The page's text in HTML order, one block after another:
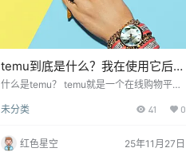
temu到底是什么？我在使用它后真
的是大开眼界！
什么是temu？ temu就是一个在线购物平
mu更注重的是把全球的商品都聚集到一个
如，我上次就是在temu上买了一件潮流外
套，结果发现价格便宜到让我直呼太不可思
未分类 41 0
红色星空 25年11月27日